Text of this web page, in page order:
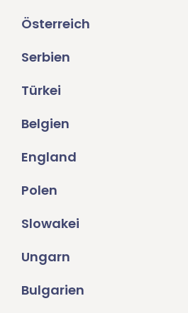
Österreich
Serbien
Türkei
Belgien
England
Polen
Slowakei
Ungarn
Bulgarien